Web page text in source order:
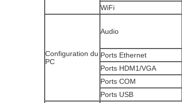
WiFi
Configuration du
PC
Audio
Ports Ethernet
Ports HDM1/VGA
Ports COM
Ports USB